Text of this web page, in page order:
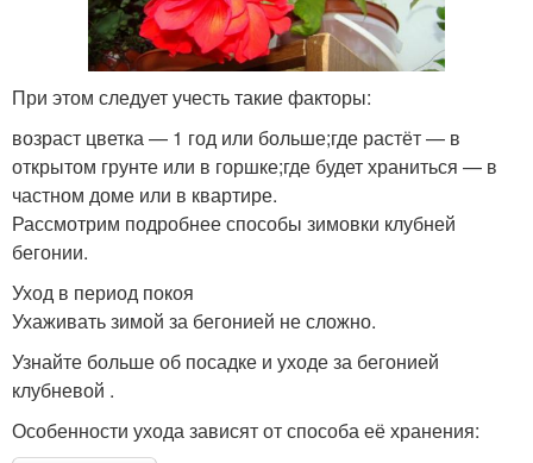
При этом следует учесть такие факторы:
возраст цветка — 1 год или больше;где растёт — в
открытом грунте или в горшке;где будет храниться — в
частном доме или в квартире.
Рассмотрим подробнее способы зимовки клубней
бегонии.
Уход в период покоя
Ухаживать зимой за бегонией не сложно.
Узнайте больше об посадке и уходе за бегонией
клубневой .
Особенности ухода зависят от способа её хранения: